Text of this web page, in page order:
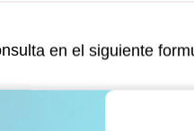
en el siguiente